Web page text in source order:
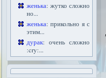
женька: жутко сложно
но...
женька: прикольно я с
этим...
дурак: очень сложно
:cry:...